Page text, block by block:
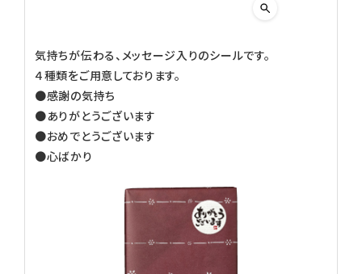
気持ちが伝わる、メッセージ入りのシールです。
４種類をご用意しております。
●感謝の気持ち
●ありがとうございます
●おめでとうございます
●心ばかり